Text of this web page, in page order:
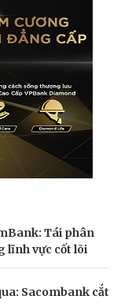
Tái phân
lĩnh vực cốt lõi
Sacombank cắt